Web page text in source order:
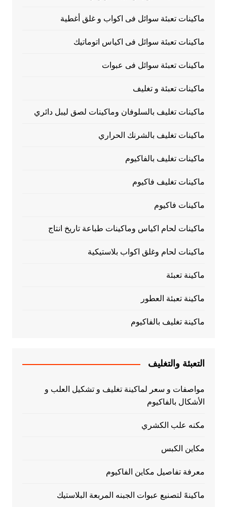
ماكينات تعبئة سوائل فى اكواب و غلق أغطية
ماكينات تعبئة سوائل فى اكياس اتوماتيك
ماكينات تعبئة سوائل فى عبوات
ماكينات تعبئة و تغليف
ماكينات تغليف بالسلوفان وماكينات لصق ليبل دائري
ماكينات تغليف بالشرنك الحراري
ماكينات تغليف بالفاكيوم
ماكينات تغليف فاكيوم
ماكينات فاكيوم
ماكينات لحام اكياس وماكينات طباعة تاريخ انتاج
ماكينات لحام وغلق اكواب بلاستيكية
ماكينة تعبئة
ماكينة تعبئة العطور
ماكينة تغليف بالفاكيوم
التعبئة والتغليف
مواصفات و سعر لماكينة تغليف و تشكيل العلب و
الأشكال بالفاكيوم
مكنه علب الكشري
مكاين الكبس
معرفة تفاصيل مكاين الفاكيوم
ماكينهً لتصنيع عبوات الجبنه المربعة البلاستيك